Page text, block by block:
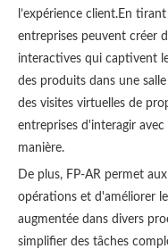
l’expérience client.En
entreprises peuvent créer
interactives qui captivent
des produits dans une
des visites virtuelles de
entreprises d'interagir
manière.
De plus, FP-AR permet
opérations et d'améliorer
augmentée dans divers
simplifier des tâches